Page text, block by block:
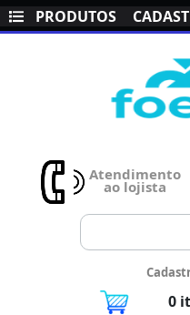
PRODUTOS
Atendimento
ao lojista
0